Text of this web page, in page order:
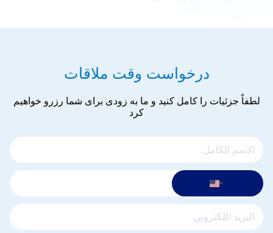
درخواست وقت ملاقات
لطفاً جزئیات را کامل کنید و ما به زودی برای شما رزرو خواهیم
کرد